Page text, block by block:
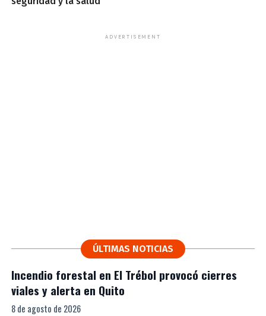
ADVERTISEMENT
ÚLTIMAS NOTICIAS
Incendio forestal en El Trébol provocó cierres
viales y alerta en Quito
8 de agosto de 2026